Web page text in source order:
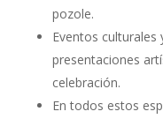
pozole.
Eventos culturales
presentaciones
celebración.
En todos estos